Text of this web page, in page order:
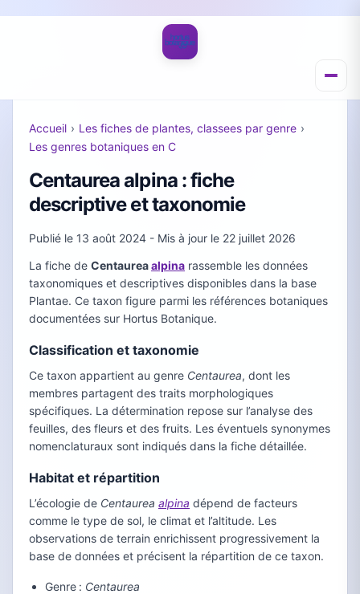
Accueil › Les fiches de plantes, classees par genre ›
Les genres botaniques en C
Centaurea alpina : fiche
descriptive et taxonomie
Publié le 13 août 2024 - Mis à jour le 22 juillet 2026
La fiche de Centaureaalpina rassemble les données
taxonomiques et descriptives disponibles dans la base
Plantae. Ce taxon figure parmi les références botaniques
documentées sur Hortus Botanique.
Classification et taxonomie
Ce taxon appartient au genre Centaurea, dont les
membres partagent des traits morphologiques
spécifiques. La détermination repose sur l’analyse des
feuilles, des fleurs et des fruits. Les éventuels synonymes
nomenclaturaux sont indiqués dans la fiche détaillée.
Habitat et répartition
L’écologie de Centaurea alpina dépend de facteurs
comme le type de sol, le climat et l’altitude. Les
observations de terrain enrichissent progressivement la
base de données et précisent la répartition de ce taxon.
Genre : Centaurea